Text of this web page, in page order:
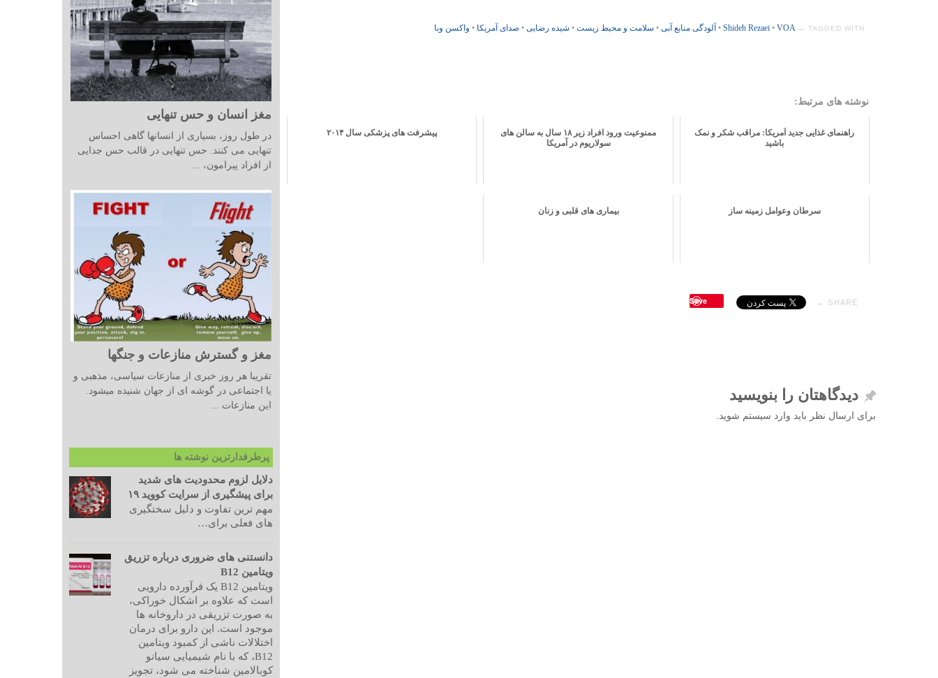
TAGGED WITH →
Shideh Rezaei •VOA
• آلودگی منابع آبی• سلامت و محیط زیست• شیده رضایی• صدای آمریکا • واکسن وبا
نوشته های مرتبط:
راهنمای غذایی جدید آمریکا: مراقب شکر و نمک
باشید
ممنوعیت ورود افراد زیر ۱۸ سال به سالن های
سولاریوم در آمریکا
پیشرفت های پزشکی سال ۲۰۱۴
سرطان وعوامل زمینه ساز بیماری های قلبی و زنان
SHARE →
Save
دیدگاهتان را بنویسید
برای ارسال نظر باید وارد سیستم شوید.
مغز انسان و حس تنهایی
در طول روز، بسیاری از انسانها گاهی احساس
تنهایی می کنند. حس تنهایی در قالب حس جدایی
از افراد پیرامون، ...
مغز و گسترش منازعات و جنگها
تقریبا هر روز خبری از منازعات سیاسی، مذهبی و
یا اجتماعی در گوشه ای از جهان شنیده میشود.
این منازعات ...
پرطرفدارترین نوشته ها
دلایل لزوم محدودیت های شدید
برای پیشگیری از سرایت کووید ۱۹
مهم ترین تفاوت و دلیل سختگیری
های فعلی برای…
دانستنی های ضروری درباره تزریق
ویتامین B12
ویتامین B12 یک فرآورده دارویی
است که علاوه بر اشکال خوراکی،
به صورت تزریقی در داروخانه ها
موجود است. این دارو برای درمان
اختلالات ناشی از کمبود ویتامین
B12، که با نام شیمیایی سیانو
کوبالامین شناخته می شود، تجویز